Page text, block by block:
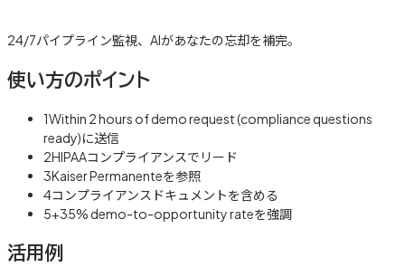
24/7パイプライン監視、AIがあなたの忘却を補完。
使い方のポイント
1Within 2 hours of demo request (compliance questions
ready)に送信
2HIPAAコンプライアンスでリード
3Kaiser Permanenteを参照
4コンプライアンスドキュメントを含める
5+35% demo-to-opportunity rateを強調
活用例